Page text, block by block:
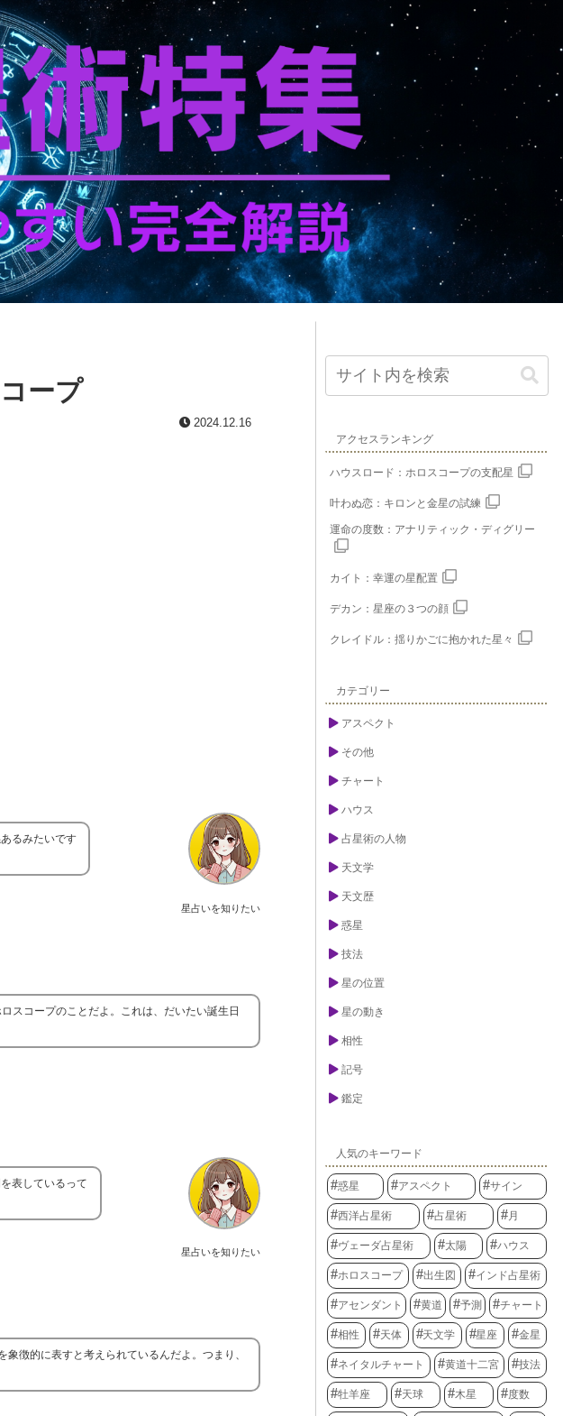
ープ
2024.12.16
星占いを知りたい
るみたいです
スコープのことだよ。これは、だいたい誕生日
星占いを知りたい
表しているって
徴的に表すと考えられているんだよ。つまり、
アクセスランキング
ハウスロード：ホロスコープの支配星
叶わぬ恋：キロンと金星の試練
運命の度数：アナリティック・ディグリー
カイト：幸運の星配置
デカン：星座の３つの顔
クレイドル：揺りかごに抱かれた星々
カテゴリー
アスペクト
その他
チャート
ハウス
占星術の人物
天文学
天文歴
惑星
技法
星の位置
星の動き
相性
記号
鑑定
人気のキーワード
惑星 アスペクト サイン
西洋占星術 占星術 月
ヴェーダ占星術 太陽 ハウス
ホロスコープ 出生図 インド占星術
アセンダント 黄道 予測 チャート
相性 天体 天文学 星座 金星
ネイタルチャート 黄道十二宮 技法
牡羊座 天球 木星 度数